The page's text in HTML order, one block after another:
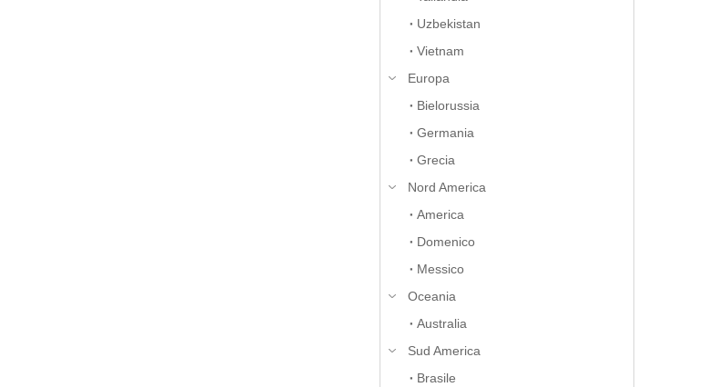
Uzbekistan
Vietnam
Europa
Bielorussia
Germania
Grecia
Nord America
America
Domenico
Messico
Oceania
Australia
Sud America
Brasile